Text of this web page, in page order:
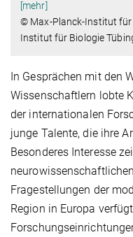
[mehr]
© Max-Planck-Institut für
Institut für Biologie
In Gesprächen mit den
Wissenschaftlern lobte
der internationalen
junge Talente, die ihre
Besonderes Interesse
Fragestellungen der
Region in Europa